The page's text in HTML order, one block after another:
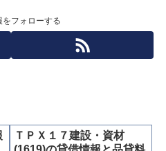
をフォローする
ＴＰＸ１７建設・資材